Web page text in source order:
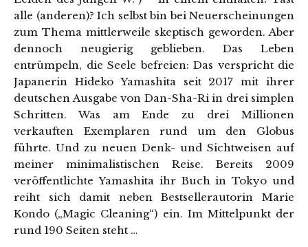
alle (anderen)? Ich selbst bin bei Neuerscheinungen
zum Thema mittlerweile skeptisch geworden. Aber
dennoch neugierig geblieben. Das Leben
entrümpeln, die Seele befreien: Das verspricht die
Japanerin Hideko Yamashita seit 2017 mit ihrer
deutschen Ausgabe von Dan-Sha-Ri in drei simplen
Schritten. Was am Ende zu drei Millionen
verkauften Exemplaren rund um den Globus
führte. Und zu neuen Denk- und Sichtweisen auf
meiner minimalistischen Reise. Bereits 2009
veröffentlichte Yamashita ihr Buch in Tokyo und
reiht sich damit neben Bestsellerautorin Marie
Kondo („Magic Cleaning“) ein. Im Mittelpunkt der
rund 190 Seiten steht …